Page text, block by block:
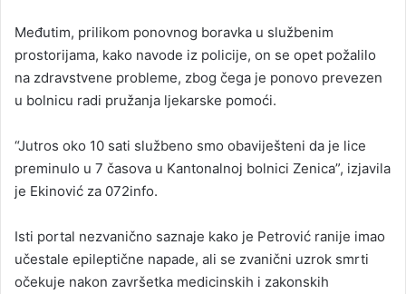
Međutim, prilikom ponovnog boravka u službenim
prostorijama, kako navode iz policije, on se opet požalilo
na zdravstvene probleme, zbog čega je ponovo prevezen
u bolnicu radi pružanja ljekarske pomoći.
“Jutros oko 10 sati službeno smo obaviješteni da je lice
preminulo u 7 časova u Kantonalnoj bolnici Zenica”, izjavila
je Ekinović za 072info.
Isti portal nezvanično saznaje kako je Petrović ranije imao
učestale epileptične napade, ali se zvanični uzrok smrti
očekuje nakon završetka medicinskih i zakonskih